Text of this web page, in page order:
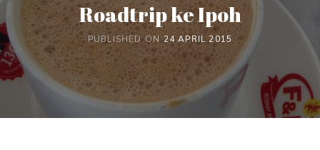
Roadtrip ke Ipoh
PUBLISHED ON 24 APRIL 2015